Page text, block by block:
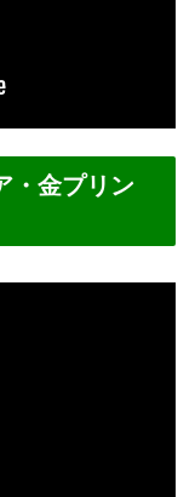
・金プリン